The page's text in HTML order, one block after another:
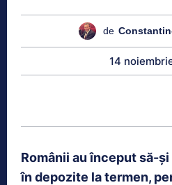
de
14
Românii au început să-
în depozite la termen,